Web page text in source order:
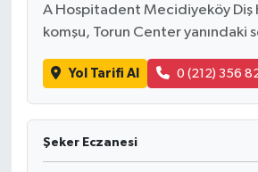
A Hospitadent Mecidiyeköy Diş
komşu, Torun Center yanındaki
Yol Tarifi Al 0 (212) 356
Şeker Eczanesi